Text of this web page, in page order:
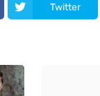
Twitter